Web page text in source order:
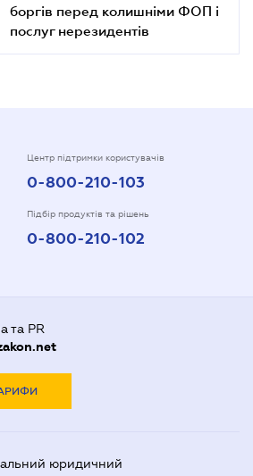
боргів перед колишніми ФОП і
послуг нерезидентів
Центр підтримки користувачів
0-800-210-103
Підбір продуктів та рішень
0-800-210-102
та PR
юридичний